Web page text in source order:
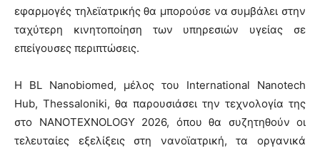
εφαρμογές τηλεϊατρικής θα μπορούσε να συμβάλει στην
ταχύτερη κινητοποίηση των υπηρεσιών υγείας σε
επείγουσες περιπτώσεις.
Η BL Nanobiomed, μέλος του International Nanotech
Hub, Thessaloniki, θα παρουσιάσει την τεχνολογία της
στο NANOTEXNOLOGY 2026, όπου θα συζητηθούν οι
τελευταίες εξελίξεις στη νανοϊατρική, τα οργανικά